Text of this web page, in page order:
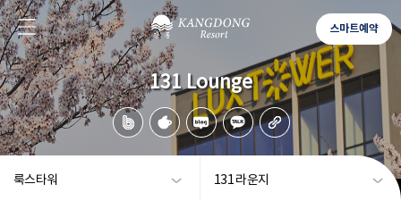
스마트예약
131 Lounge
룩스타워 131 라운지